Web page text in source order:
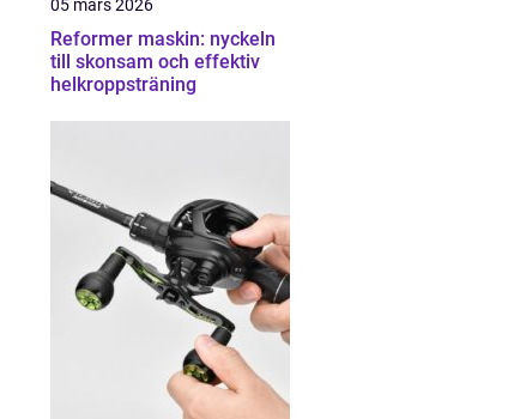
05 mars 2026
Reformer maskin: nyckeln
till skonsam och effektiv
helkroppsträning